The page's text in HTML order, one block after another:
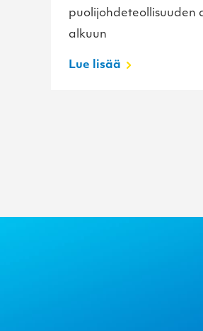
puolijohdeteollisuuden
alkuun
Lue lisää